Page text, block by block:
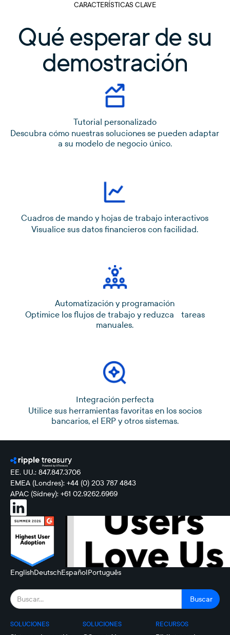
CARACTERÍSTICAS CLAVE
Qué esperar de su
demostración
Tutorial personalizado
Descubra cómo nuestras soluciones se pueden adaptar
a su modelo de negocio único.
Cuadros de mando y hojas de trabajo interactivos
Visualice sus datos financieros con facilidad.
Automatización y programación
Optimice los flujos de trabajo y reduzca tareas
manuales.
Integración perfecta
Utilice sus herramientas favoritas en los socios
bancarios, el ERP y otros sistemas.
EE. UU.: 847.847.3706
EMEA (Londres): +44 (0) 203 787 4843
APAC (Sídney): +61 02.9262.6969
EnglishDeutschEspañolPortuguês
SOLUCIONES SOLUCIONES RECURSOS